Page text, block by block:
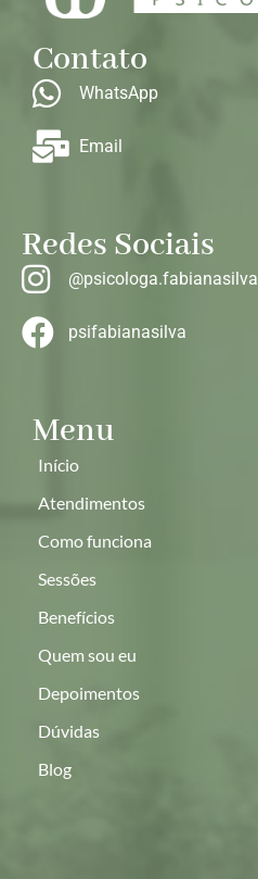
Menu
Início
Atendimentos
Como funciona
Sessões
Benefícios
Quem sou eu
Depoimentos
Dúvidas
Blog
Contato
WhatsApp
Email
Redes Sociais
@psicologa.fabianasilva
psifabianasilva